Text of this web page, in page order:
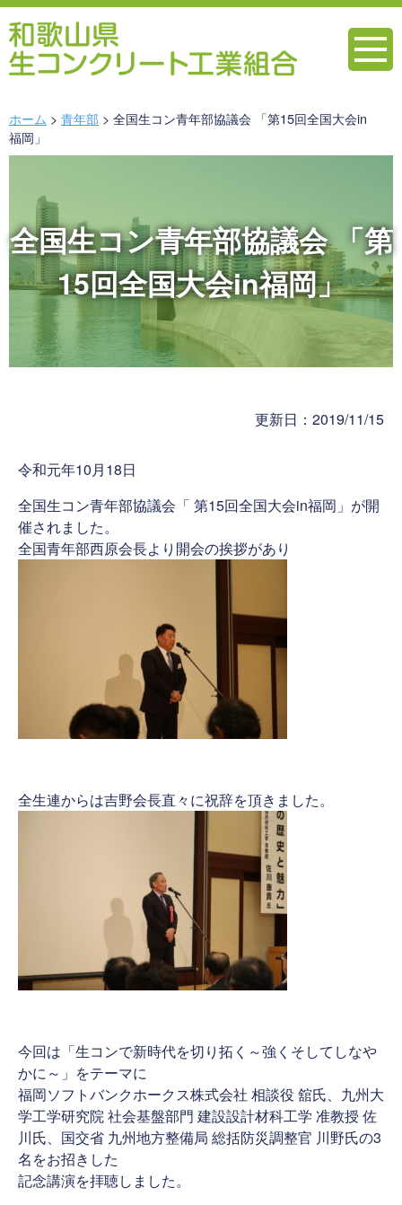
ホーム 青年部
全国生コン青年部協議会 「第15回全国大会in
福岡」
全国生コン青年部協議会 「第
15回全国大会in福岡」
更新日：2019/11/15
令和元年10月18日
全国生コン青年部協議会「 第15回全国大会in福岡」が開
催されました。
全国青年部西原会長より開会の挨拶があり
全生連からは吉野会長直々に祝辞を頂きました。
今回は「生コンで新時代を切り拓く～強くそしてしなや
かに～」をテーマに
福岡ソフトバンクホークス株式会社 相談役 舘氏、九州大
学工学研究院 社会基盤部門 建設設計材科工学 准教授 佐
川氏、国交省 九州地方整備局 総括防災調整官 川野氏の3
名をお招きした
記念講演を拝聴しました。